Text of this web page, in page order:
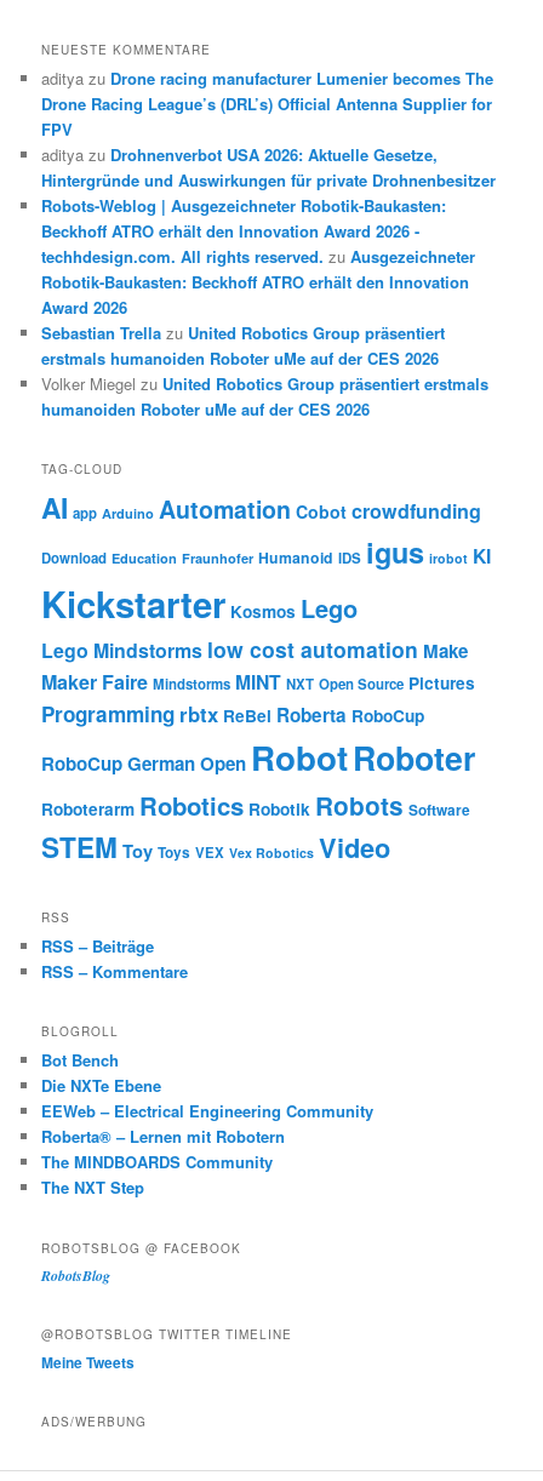
NEUESTE KOMMENTARE
aditya zu Drone racing manufacturer Lumenier becomes The
Drone Racing League’s (DRL’s) Official Antenna Supplier for
FPV
aditya zu Drohnenverbot USA 2026: Aktuelle Gesetze,
Hintergründe und Auswirkungen für private Drohnenbesitzer
Robots-Weblog | Ausgezeichneter Robotik-Baukasten:
Beckhoff ATRO erhält den Innovation Award 2026 -
techhdesign.com. All rights reserved. zuAusgezeichneter
Robotik-Baukasten: Beckhoff ATRO erhält den Innovation
Award 2026
Sebastian Trella zu United Robotics Group präsentiert
erstmals humanoiden Roboter uMe auf der CES 2026
Volker Miegel zu United Robotics Group präsentiert erstmals
humanoiden Roboter uMe auf der CES 2026
TAG-CLOUD
AI app Arduino Automation Cobot crowdfunding
Download Education Fraunhofer Humanoid IDS igus irobot KI
Kickstarter Kosmos Lego
Lego Mindstorms low cost automation Make
Maker Faire Mindstorms MINT NXT Open Source Pictures
Programming rbtx ReBel Roberta RoboCup
RoboCup German Open RobotRoboter
Roboterarm Robotics Robotik Robots Software
STEM Toy Toys VEX Vex Robotics Video
RSS
RSS – Beiträge
RSS – Kommentare
BLOGROLL
Bot Bench
Die NXTe Ebene
EEWeb – Electrical Engineering Community
Roberta® – Lernen mit Robotern
The MINDBOARDS Community
The NXT Step
ROBOTSBLOG @ FACEBOOK
RobotsBlog
@ROBOTSBLOG TWITTER TIMELINE
Meine Tweets
ADS/WERBUNG